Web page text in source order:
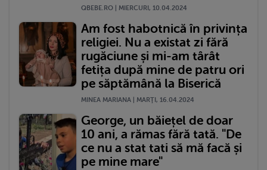
QBEBE.RO | MIERCURI, 10.04.2024
Am fost habotnică în privința
religiei. Nu a existat zi fără
rugăciune și mi-am târât
fetița după mine de patru ori
pe săptămână la Biserică
MINEA MARIANA | MARŢI, 16.04.2024
George, un băiețel de doar
10 ani, a rămas fără tată. "De
ce nu a stat tati să mă facă și
pe mine mare"